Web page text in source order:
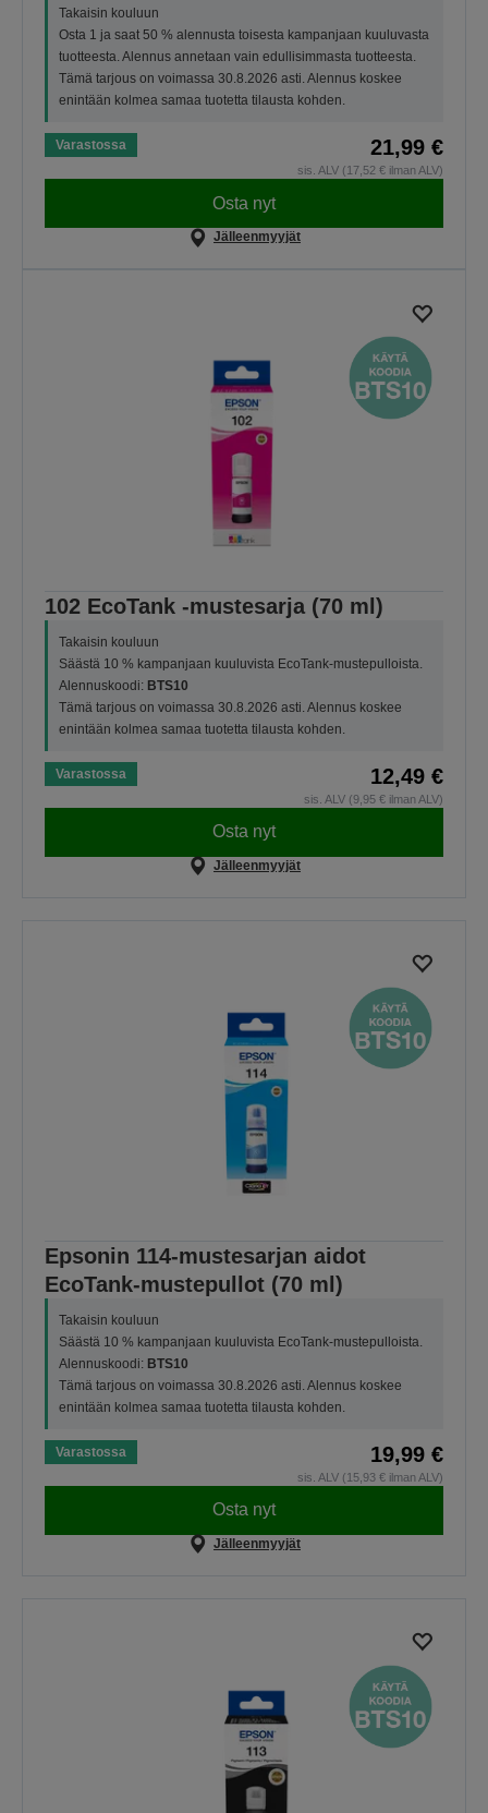
Takaisin kouluun
Osta 1 ja saat 50 % alennusta toisesta kampanjaan kuuluvasta
tuotteesta. Alennus annetaan vain edullisimmasta tuotteesta.
Tämä tarjous on voimassa 30.8.2026 asti. Alennus koskee
enintään kolmea samaa tuotetta tilausta kohden.
Varastossa 21,99 €
sis. ALV (17,52 € ilman ALV)
Osta nyt
Jälleenmyyjät
102 EcoTank -mustesarja (70 ml)
Takaisin kouluun
Säästä 10 % kampanjaan kuuluvista EcoTank-mustepulloista.
Alennuskoodi: BTS10
Tämä tarjous on voimassa 30.8.2026 asti. Alennus koskee
enintään kolmea samaa tuotetta tilausta kohden.
Varastossa 12,49 €
sis. ALV (9,95 € ilman ALV)
Osta nyt
Jälleenmyyjät
Epsonin 114-mustesarjan aidot
EcoTank-mustepullot (70 ml)
Takaisin kouluun
Säästä 10 % kampanjaan kuuluvista EcoTank-mustepulloista.
Alennuskoodi: BTS10
Tämä tarjous on voimassa 30.8.2026 asti. Alennus koskee
enintään kolmea samaa tuotetta tilausta kohden.
Varastossa 19,99 €
sis. ALV (15,93 € ilman ALV)
Osta nyt
Jälleenmyyjät